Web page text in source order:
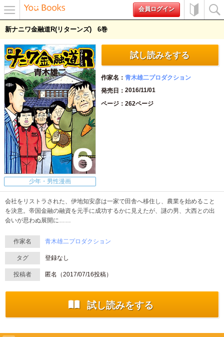
ー
会員ログイン
新ナニワ金融道R(リターンズ) 6
少年・男性漫画
試し読みをする
作家名
青木雄二プロダクション
発売日
2016/11/01
ページ
262ページ
会社をリストラされた、伊地知安彦は一家で田舎へ移住し、農業を始めること
を決意。帝国金融の融資を元手に成功するかに見えたが、謎の男、大西との出
会いが思わぬ展開に……
作家名 青木雄二プロダクション
タグ 登録なし
投稿者 匿名（2017/07/16投稿）
試し読みをする